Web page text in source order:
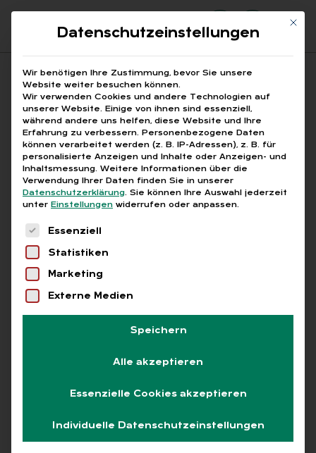
Suchfeld
Suchen
Breadcrumb-Navigation
STARTSEITE CLOUD-TRANSFORMATION
Alle Bei­trä­ge mit dem
Schlag­wort „Cloud-
Trans­for­ma­ti­on“
Alle Free Abo L+G +
Keine Beiträge gefunden
Mit
Datenschutzeinstellungen
Wir benötigen Ihre Zustimmung, bevor Sie unsere
Website weiter besuchen können.
Wir verwenden Cookies und andere Technologien auf
unserer Website. Einige von ihnen sind essenziell,
während andere uns helfen, diese Website und Ihre
Erfahrung zu verbessern. Personenbezogene Daten
können verarbeitet werden (z. B. IP-Adressen), z. B. für
personalisierte Anzeigen und Inhalte oder Anzeigen- und
Inhaltsmessung. Weitere Informationen über die
Verwendung Ihrer Daten finden Sie in unserer
Datenschutzerklärung. Sie können Ihre Auswahl jederzeit
unter Einstellungen widerrufen oder anpassen.
Es folgt eine Liste der Service-Gruppen, für
Essenziell
Statistiken
Marketing
Externe Medien
Speichern
Alle akzeptieren
Essenzielle Cookies akzeptieren
Individuelle Datenschutzeinstellungen